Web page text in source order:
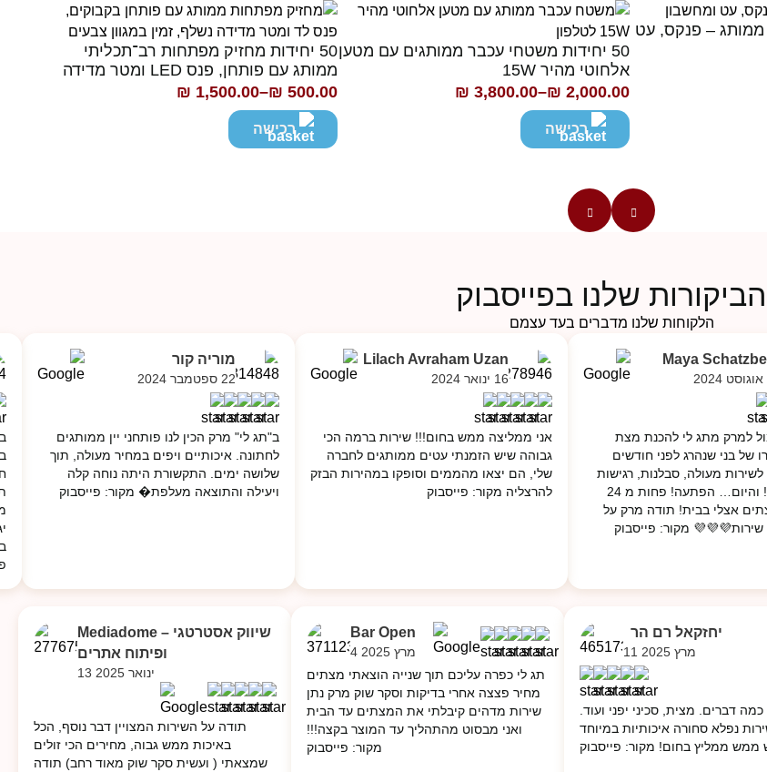
ממותג – פנקס, עט
50 יחידות משטחי עכבר ממותגים עם מטען
אלחוטי מהיר 15W
₪ 2,000.00
–
₪ 3,800.00
טווח
מחירים:רכישה
50 יחידות מחזיק מפתחות רב־תכליתי
ממותג עם פותחן, פנס LED ומטר מדידה
₪ 500.00
–
₪ 1,500.00
טווח
מחירים:רכישה
הביקורות שלנו בפייסבוק
הלקוחות שלנו מדברים בעד עצמם
Maya
למרק מתג לי להכנת מצת
של בני שנהרג לפני חודשים
לשירות מעולה, סבלנות, רגישות
ומקצועיות ! והיום… הפתעה! פחות מ 24
אצלי בבית! תודה מרק על
מקור: פייסבוק
Lilach Avraham Uzan
16 ינואר 2024
אני ממליצה ממש בחום!!! שירות ברמה הכי
גבוהה שיש הזמנתי עטים ממותגים לחברה
שלי, הם יצאו מהממים וסופקו במהירות הבזק
להרצליה מקור: פייסבוק
מוריה קור
22 ספטמבר 2024
ב"תג לי" מרק הכין לנו פותחני יין ממותגים
לחתונה. איכותיים ויפים במחיר מעולה, תוך
שלושה ימים. התקשורת היתה נוחה קלה
ויעילה והתוצאה מעלפת� מקור: פייסבוק
Mediadome – שיווק אסטרטגי
ופיתוח אתרים
13 ינואר 2025
תודה על השירות המצויין דבר נוסף, הכל
באיכות ממש גבוה, מחירים הכי זולים
שמצאתי ( ועשית סקר שוק מאוד רחב) תודה
Bar Open
4 מרץ 2025
תג לי כפרה עליכם תוך שנייה הוצאתי מצתים
מחיר פצצה אחרי בדיקות וסקר שוק מרק נתן
שירות מדהים קיבלתי את המצתים עד הבית
ואני מבסוט מהתהליך עד המוצר בקצה!!!
מקור: פייסבוק
יחזקאל רם הר‏ ‏ ‏
11 מרץ 2025
דברים. מצית, סכיני יפני ועוד.
נפלא סחורה איכותיות במיוחד
ממליץ בחום! מקור: פייסבוק